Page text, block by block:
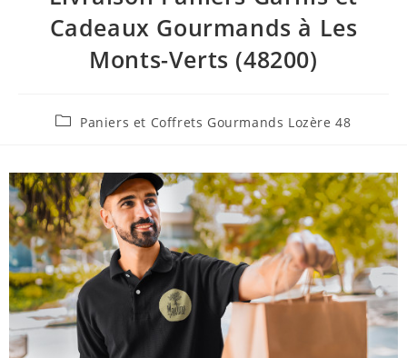
Cadeaux Gourmands à Les
Monts-Verts (48200)
Paniers et Coffrets Gourmands Lozère 48